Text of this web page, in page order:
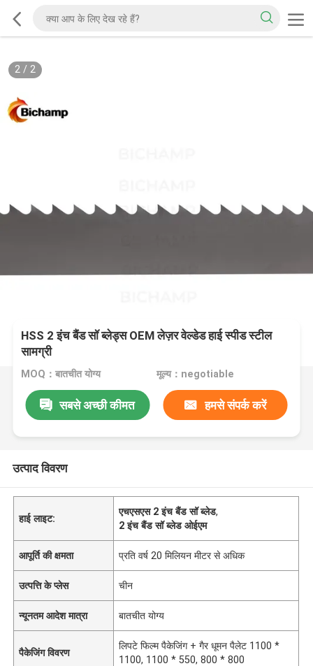
2/ 2
HSS 2 इंच बैंड सॉ ब्लेड्स OEM लेज़र वेल्डेड हाई स्पीड स्टील
सामग्री
MOQ：बातचीत योग्य मूल्य：negotiable
सबसे अच्छी कीमत हमसे संपर्क करें
उत्पाद विवरण
हाई लाइट:
एचएसएस 2 इंच बैंड सॉ ब्लेड,
2 इंच बैंड सॉ ब्लेड ओईएम
आपूर्ति की क्षमता प्रति वर्ष 20 मिलियन मीटर से अधिक
उत्पत्ति के प्लेस चीन
न्यूनतम आदेश मात्रा बातचीत योग्य
पैकेजिंग विवरण
लिपटे फिल्म पैकेजिंग + गैर धूमन पैलेट 1100 *
1100, 1100 * 550, 800 * 800